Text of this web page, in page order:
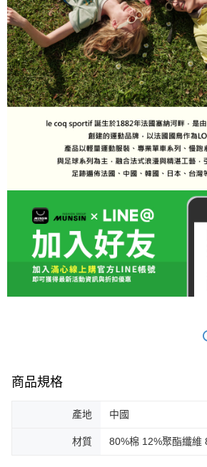
商品規格
產地 中國
材質 80%棉 12%聚酯纖維